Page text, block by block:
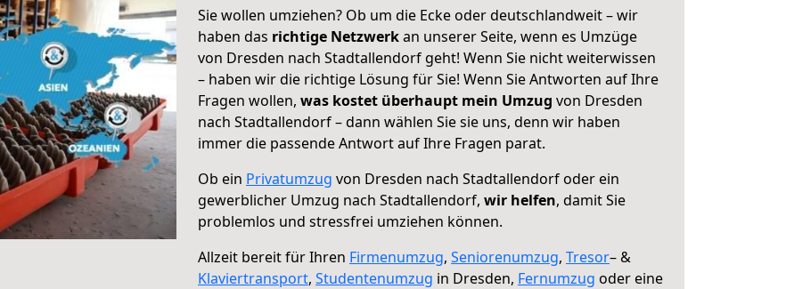
Sie wollen umziehen? Ob um die Ecke oder deutschlandweit – wir
haben das richtige Netzwerkan unserer Seite, wenn es Umzüge
von Dresden nach Stadtallendorf geht! Wenn Sie nicht weiterwissen
– haben wir die richtige Lösung für Sie! Wenn Sie Antworten auf Ihre
Fragen wollen, was kostet überhaupt mein Umzug von Dresden
nach Stadtallendorf – dann wählen Sie sie uns, denn wir haben
immer die passende Antwort auf Ihre Fragen parat.
Ob ein Privatumzug von Dresden nach Stadtallendorf oder ein
gewerblicher Umzug nach Stadtallendorf, wir helfen, damit Sie
problemlos und stressfrei umziehen können.
Allzeit bereit für Ihren Firmenumzug, Seniorenumzug, Tresor– &
Klaviertransport, Studentenumzug in Dresden, Fernumzug oder eine